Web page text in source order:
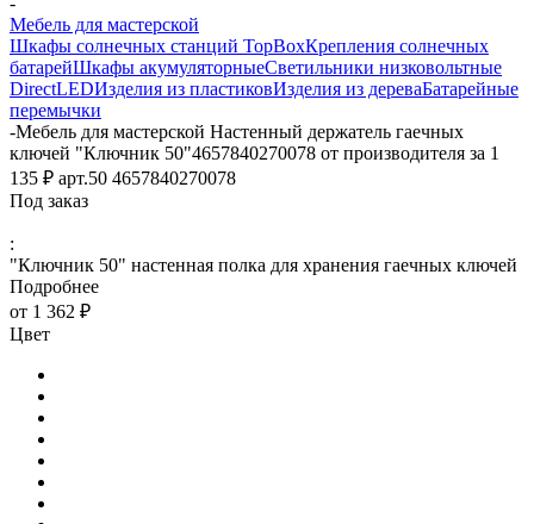
Мебель для мастерской
Шкафы солнечных станций TopBoxКрепления солнечных
батарейШкафы акумуляторныеСветильники низковольтные
DirectLEDИзделия из пластиковИзделия из дереваБатарейные
перемычки
-Мебель для мастерской Настенный держатель гаечных
ключей "Ключник 50"4657840270078 от производителя за 1
135 ₽ арт.50 4657840270078
Под заказ
:
"Ключник 50" настенная полка для хранения гаечных ключей
Подробнее
от 1 362 ₽
Цвет